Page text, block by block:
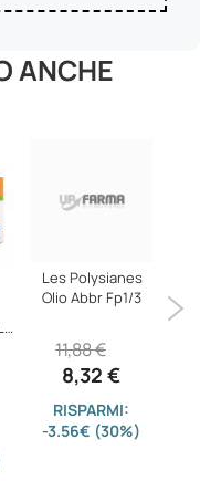
ANCHE
Les Polysianes
Olio Abbr Fp1/3
8,32 €
11,88 €
RISPARMI:
-3.56€ (30%)